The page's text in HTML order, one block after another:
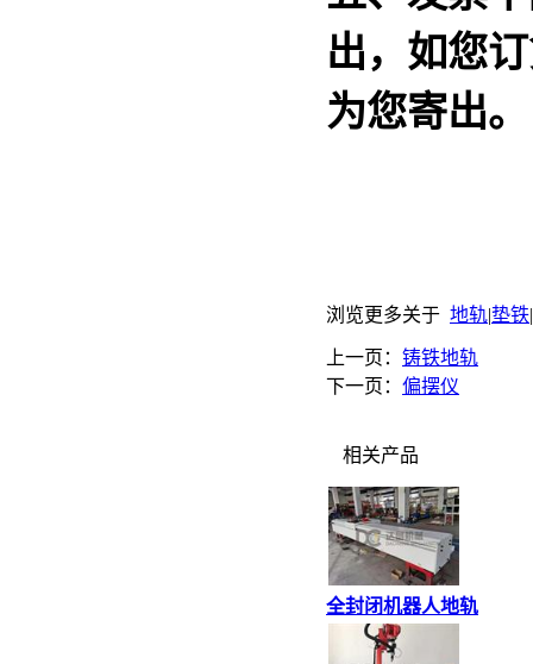
出，如您
为您寄出。
浏览更多关于 地轨|垫铁|
上一页： 铸铁地轨
下一页： 偏摆仪
相关产品
全封闭机器人地轨